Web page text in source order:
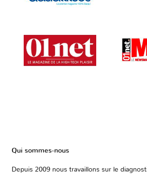
Qui sommes-nous
Depuis 2009 nous travaillons sur le